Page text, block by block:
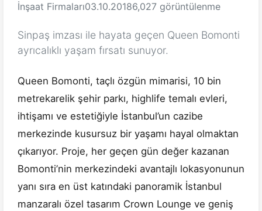
İnşaat Firmaları03.10.20186,027 görüntülenme
Sinpaş imzası ile hayata geçen Queen Bomonti
ayrıcalıklı yaşam fırsatı sunuyor.
Queen Bomonti, taçlı özgün mimarisi, 10 bin
metrekarelik şehir parkı, highlife temalı evleri,
ihtişamı ve estetiğiyle İstanbul’un cazibe
merkezinde kusursuz bir yaşamı hayal olmaktan
çıkarıyor. Proje, her geçen gün değer kazanan
Bomonti’nin merkezindeki avantajlı lokasyonunun
yanı sıra en üst katındaki panoramik İstanbul
manzaralı özel tasarım Crown Lounge ve geniş